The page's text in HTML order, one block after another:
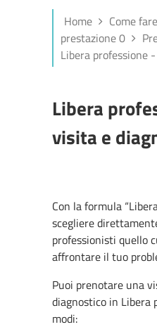
Home Come fare
prestazione 0
Libera professione
Libera
visita e
Con la formula
scegliere
professionisti quello
affrontare il tuo
Puoi prenotare una
diagnostico in Libera
modi: